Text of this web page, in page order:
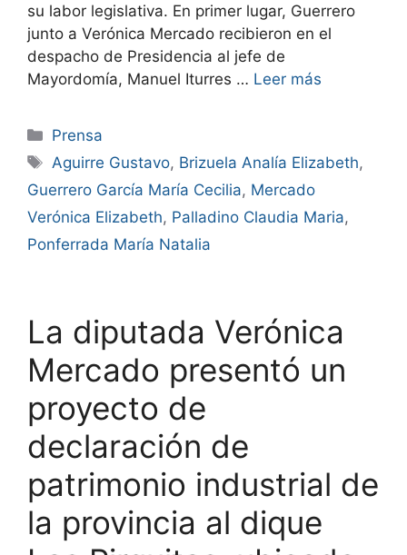
su labor legislativa. En primer lugar, Guerrero
junto a Verónica Mercado recibieron en el
despacho de Presidencia al jefe de
Mayordomía, Manuel Iturres … Leer más
Prensa
Aguirre Gustavo, Brizuela Analía Elizabeth,
Guerrero García María Cecilia, Mercado
Verónica Elizabeth, Palladino Claudia Maria,
Ponferrada María Natalia
La diputada Verónica
Mercado presentó un
proyecto de
declaración de
patrimonio industrial de
la provincia al dique